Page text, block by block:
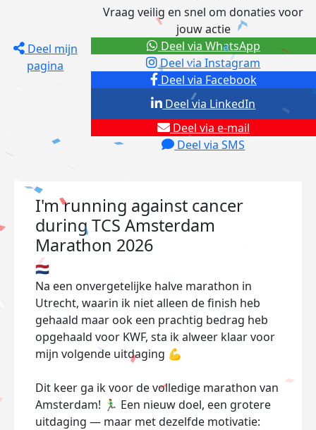
Deel mijn
pagina
Vraag veilig en snel om donaties voor
jouw actie
Deel via Facebook
Deel via Instagram
Deel via e-mail
Deel via SMS
Deel via LinkedIn
Deel via WhatsApp
I'm running against cancer
during TCS Amsterdam
Marathon 2026
🇳🇱
Na een onvergetelijke halve marathon in
Utrecht, waarin ik niet alleen de finish heb
gehaald maar ook een prachtig bedrag heb
opgehaald voor KWF, sta ik alweer klaar voor
mijn volgende uitdaging 💪
Dit keer ga ik voor de volledige marathon van
Amsterdam! 🏃‍♂️ Een nieuw doel, een grotere
uitdaging — maar met dezelfde motivatie: